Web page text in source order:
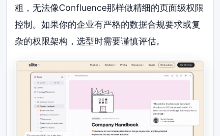
粗，无法像Confluence那样做精细的页面级权限
控制。如果你的企业有严格的数据合规要求或复
杂的权限架构，选型时需要谨慎评估。